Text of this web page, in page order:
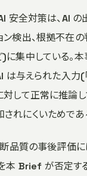
安全対策は、AI の
ン検出、根拠不在
に集中している。
は与えられた入力
して正常に推論し
れにくいためであ
品質の事後評価
本 Brief が否定す